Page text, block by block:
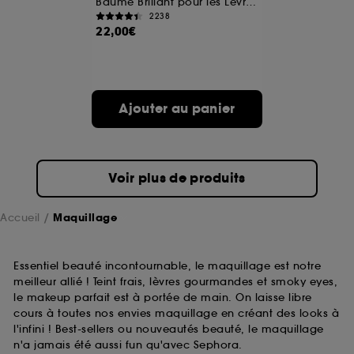
2238
22,00€
Ajouter au panier
Voir plus de produits
Accueil Maquillage
Essentiel beauté incontournable, le maquillage est notre
meilleur allié ! Teint frais, lèvres gourmandes et smoky eyes,
le makeup parfait est à portée de main. On laisse libre
cours à toutes nos envies maquillage en créant des looks à
l'infini ! Best-sellers ou nouveautés beauté, le maquillage
n'a jamais été aussi fun qu'avec Sephora.
A l'exception des cookies techniques, le dépôt et la
choix" ci-dessous ou décider de "tout accepter".
Sephora pourra associer les informations de
navigation collectées par ces Cookies, pour les
sur "continuer sans accepter". Voous pouvez à tout
moment choisir de retirer votrte consentement. Si vous
souhaitez obtenir plus d'information sur les cookies